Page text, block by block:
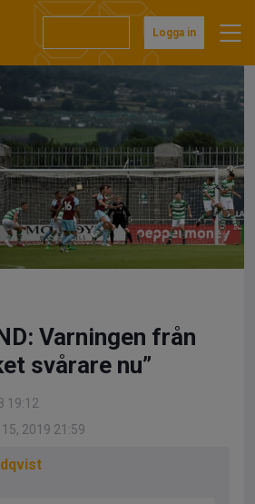
Logga in
Varningen från
svårare nu”
19:12
2019 21:59